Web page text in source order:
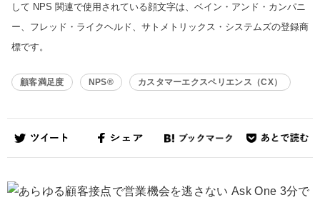
して NPS 関連で使用されている顔文字は、ベイン・アンド・カンパニ
ー、フレッド・ライクヘルド、サトメトリックス・システムズの登録商
標です。
顧客満足度 NPS® カスタマーエクスペリエンス（CX）